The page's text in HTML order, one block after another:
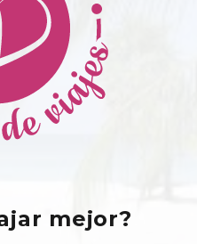
mejor?